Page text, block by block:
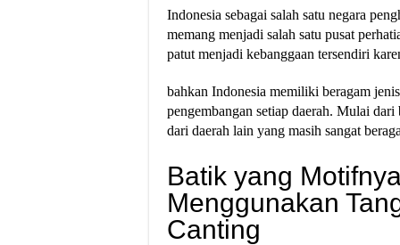
Indonesia sebagai salah satu negara
memang menjadi salah satu pusat
patut menjadi kebanggaan tersendiri
bahkan Indonesia memiliki beragam
pengembangan setiap daerah. Mulai
dari daerah lain yang masih sangat
Batik yang
Menggunakan
Canting